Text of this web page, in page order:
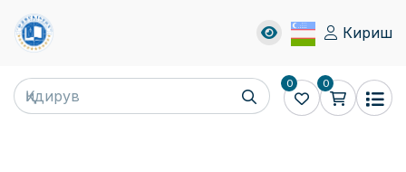
Кириш
0 0